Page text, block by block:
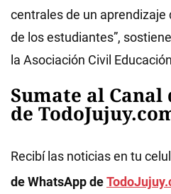
centrales de un
de los estudiantes”, sostiene
la Asociación Civil
Sumate al Canal
de
Recibí las noticias en tu
de WhatsApp de